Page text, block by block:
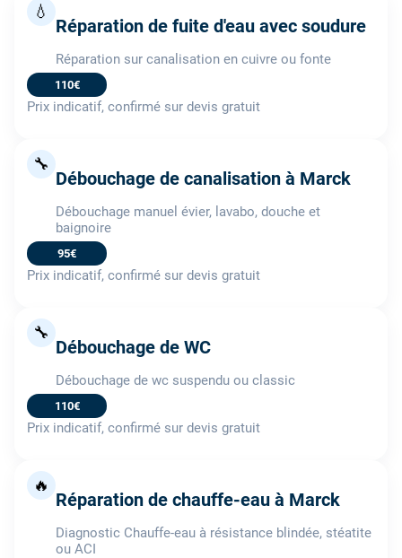
💧
Réparation de fuite d'eau avec soudure
Réparation sur canalisation en cuivre ou fonte
110€
Prix indicatif, confirmé sur devis gratuit
🔧
Débouchage de canalisation à Marck
Débouchage manuel évier, lavabo, douche et
baignoire
95€
Prix indicatif, confirmé sur devis gratuit
🔧
Débouchage de WC
Débouchage de wc suspendu ou classic
110€
Prix indicatif, confirmé sur devis gratuit
🔥
Réparation de chauffe-eau à Marck
Diagnostic Chauffe-eau à résistance blindée, stéatite
ou ACI